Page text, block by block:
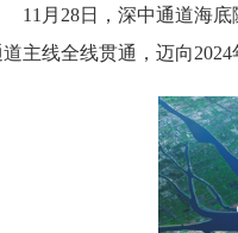
11月28日，深中通道海
主线全线贯通，迈向2024